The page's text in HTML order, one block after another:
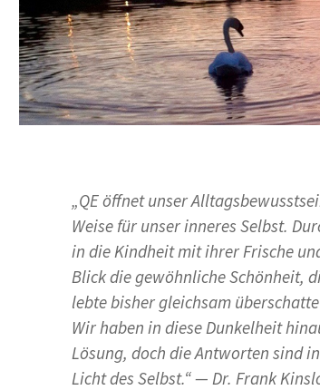
„QE öffnet unser
Weise für unser inneres Selbst.
in die Kindheit mit ihrer Frische
Blick die gewöhnliche Schönheit,
lebte bisher gleichsam
Wir haben in diese Dunkelheit
Lösung, doch die Antworten sind
Licht des Selbst.“ — Dr. Frank